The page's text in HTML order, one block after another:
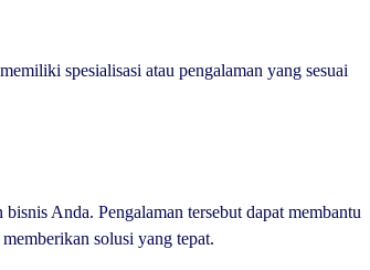
spesialisasi atau pengalaman yang sesuai
Anda. Pengalaman tersebut dapat membantu
solusi yang tepat.